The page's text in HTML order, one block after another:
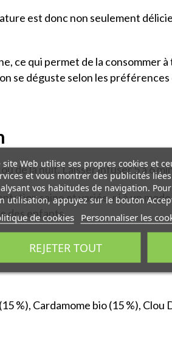
est donc non seulement
ce qui permet de la consommer
se déguste selon les
de la nuit. Laisser infuser 5 à 6
saine et variée, ni à un
des enfants.
%), Cardamome bio (15 %),
site Web utilise ses propres cookies et
et vous montrer des publicités
vos habitudes de navigation.
utilisation, appuyez sur le bouton
de cookies Personnaliser les
REJETER TOUT